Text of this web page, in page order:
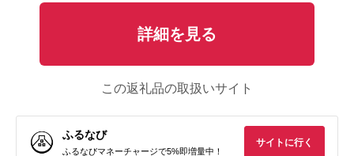
詳細を見る
この返礼品の取扱いサイト
ふるなび
ふるなびマネーチャージで5%即増量中！
サイトに行く